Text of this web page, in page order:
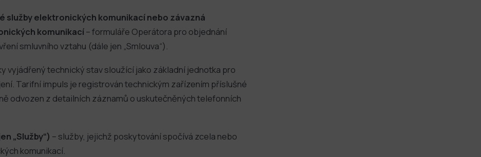
služby elektronických komunikací nebo závazná
komunikací– formuláře Operátora pro objednání
smluvního vztahu (dále jen „Smlouva“).
vyjádřený technický stav sloužící jako základní jednotka pro
Tarifní impuls je registrován technickým zařízením příslušné
odvozen z detailních záznamů o uskutečněných telefonních
„Služby“) – služby, jejichž poskytování spočívá zcela nebo
komunikací.